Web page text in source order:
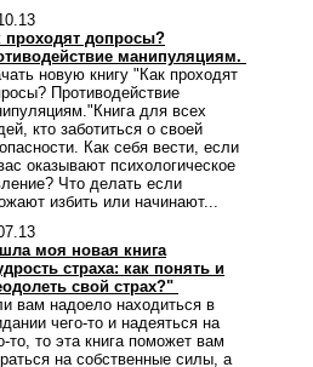
проходят допросы?
манипуляциям.
новую книгу "Как проходят
Противодействие
для всех
кто заботиться о своей
Как себя вести, если
оказывают психологическое
Что делать если
избить или начинают...
моя новая книга
страха: как понять и
свой страх?"
вам надоело находиться в
чего-то и надеяться на
то, то эта книга поможет вам
на собственные силы, а